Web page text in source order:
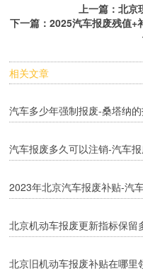
上一篇：北京
下一篇：2025汽车报废残值+
相关文章
汽车多少年强制报废-桑塔纳
汽车报废多久可以注销-汽车
2023年北京汽车报废补贴-汽
北京机动车报废更新指标保
北京旧机动车报废补贴在哪里